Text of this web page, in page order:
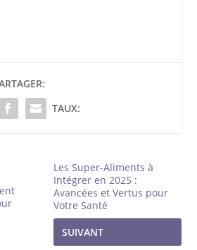
TAUX:
Les Super-Aliments à
Intégrer en 2025 :
Avancées et Vertus pour
Votre Santé
SUIVANT